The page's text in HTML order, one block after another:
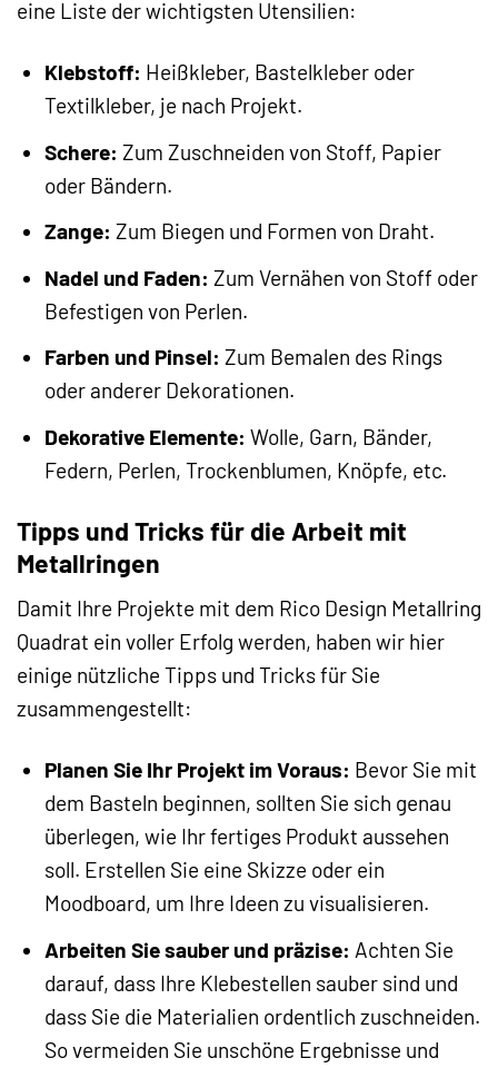
eine Liste der wichtigsten Utensilien:
Klebstoff: Heißkleber, Bastelkleber oder
Textilkleber, je nach Projekt.
Schere: Zum Zuschneiden von Stoff, Papier
oder Bändern.
Zange: Zum Biegen und Formen von Draht.
Nadel und Faden: Zum Vernähen von Stoff oder
Befestigen von Perlen.
Farben und Pinsel: Zum Bemalen des Rings
oder anderer Dekorationen.
Dekorative Elemente: Wolle, Garn, Bänder,
Federn, Perlen, Trockenblumen, Knöpfe, etc.
Tipps und Tricks für die Arbeit mit
Metallringen
Damit Ihre Projekte mit dem Rico Design Metallring
Quadrat ein voller Erfolg werden, haben wir hier
einige nützliche Tipps und Tricks für Sie
zusammengestellt:
Planen Sie Ihr Projekt im Voraus: Bevor Sie mit
dem Basteln beginnen, sollten Sie sich genau
überlegen, wie Ihr fertiges Produkt aussehen
soll. Erstellen Sie eine Skizze oder ein
Moodboard, um Ihre Ideen zu visualisieren.
Arbeiten Sie sauber und präzise: Achten Sie
darauf, dass Ihre Klebestellen sauber sind und
dass Sie die Materialien ordentlich zuschneiden.
So vermeiden Sie unschöne Ergebnisse und